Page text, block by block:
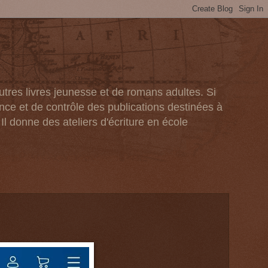
livres jeunesse et de romans adultes. Si
et de contrôle des publications destinées à
donne des ateliers d'écriture en école